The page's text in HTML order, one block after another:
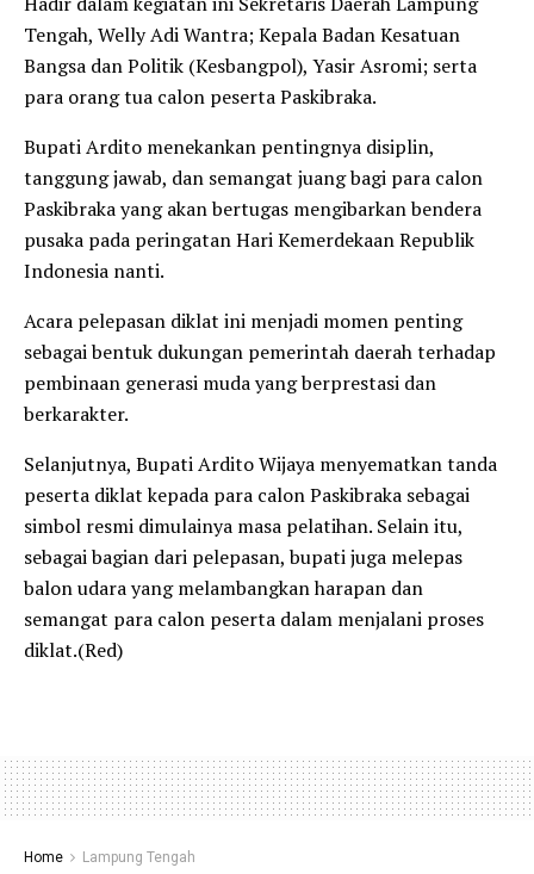
Tengah, Welly Adi Wantra; Kepala Badan Kesatuan
Bangsa dan Politik (Kesbangpol), Yasir Asromi; serta
para orang tua calon peserta Paskibraka.
Bupati Ardito menekankan pentingnya disiplin,
tanggung jawab, dan semangat juang bagi para calon
Paskibraka yang akan bertugas mengibarkan bendera
pusaka pada peringatan Hari Kemerdekaan Republik
Indonesia nanti.
Acara pelepasan diklat ini menjadi momen penting
sebagai bentuk dukungan pemerintah daerah terhadap
pembinaan generasi muda yang berprestasi dan
berkarakter.
Selanjutnya, Bupati Ardito Wijaya menyematkan tanda
peserta diklat kepada para calon Paskibraka sebagai
simbol resmi dimulainya masa pelatihan. Selain itu,
sebagai bagian dari pelepasan, bupati juga melepas
balon udara yang melambangkan harapan dan
semangat para calon peserta dalam menjalani proses
diklat.(Red)
Home Lampung Tengah